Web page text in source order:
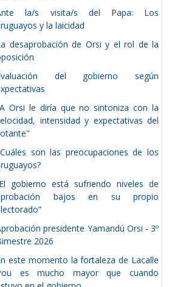
la/s visita/s del Papa: Los
y la laicidad
desaprobación de Orsi y el rol de la
del gobierno según
Orsi le diría que no sintoniza con la
intensidad y expectativas del
son las preocupaciones de los
gobierno está sufriendo niveles de
bajos en su propio
presidente Yamandú Orsi - 3º
2026
este momento la fortaleza de Lacalle
es mucho mayor que cuando